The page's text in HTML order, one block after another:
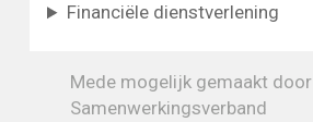
Financiële dienstverlening
Mede mogelijk gemaakt door
Samenwerkingsverband